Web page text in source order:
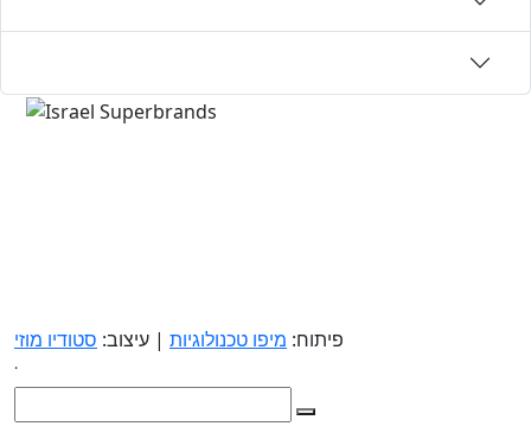
פיתוח: מיפו טכנולוגיות | עיצוב: סטודיו מוזי
.